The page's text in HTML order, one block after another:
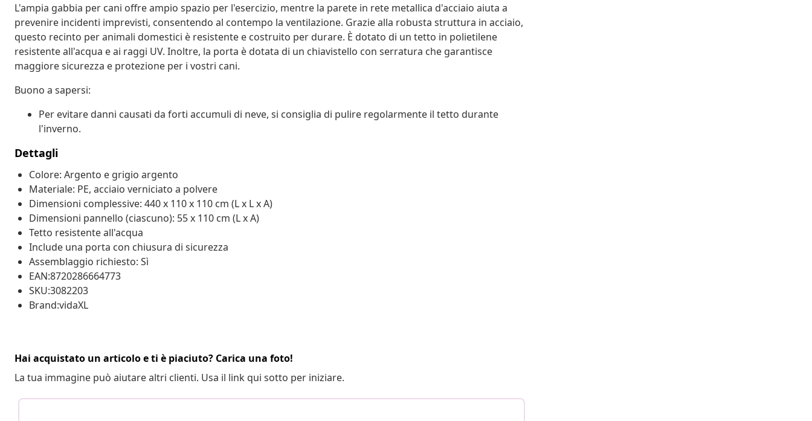
L'ampia gabbia per cani offre ampio spazio per l'esercizio, mentre la parete in rete metallica d'acciaio aiuta a
prevenire incidenti imprevisti, consentendo al contempo la ventilazione. Grazie alla robusta struttura in acciaio,
questo recinto per animali domestici è resistente e costruito per durare. È dotato di un tetto in polietilene
resistente all'acqua e ai raggi UV. Inoltre, la porta è dotata di un chiavistello con serratura che garantisce
maggiore sicurezza e protezione per i vostri cani.
Buono a sapersi:
Per evitare danni causati da forti accumuli di neve, si consiglia di pulire regolarmente il tetto durante
l'inverno.
Dettagli
Colore: Argento e grigio argento
Materiale: PE, acciaio verniciato a polvere
Dimensioni complessive: 440 x 110 x 110 cm (L x L x A)
Dimensioni pannello (ciascuno): 55 x 110 cm (L x A)
Tetto resistente all'acqua
Include una porta con chiusura di sicurezza
Assemblaggio richiesto: Sì
EAN:8720286664773
SKU:3082203
Brand:vidaXL
Hai acquistato un articolo e ti è piaciuto? Carica una foto!
La tua immagine può aiutare altri clienti. Usa il link qui sotto per iniziare.